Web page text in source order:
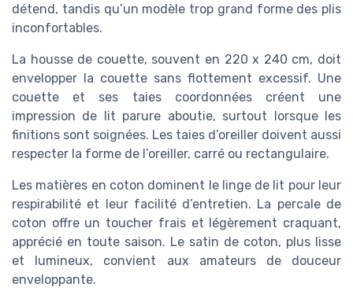
détend, tandis qu’un modèle trop grand forme des plis
inconfortables.
La housse de couette, souvent en 220 x 240 cm, doit
envelopper la couette sans flottement excessif. Une
couette et ses taies coordonnées créent une
impression de lit parure aboutie, surtout lorsque les
finitions sont soignées. Les taies d’oreiller doivent aussi
respecter la forme de l’oreiller, carré ou rectangulaire.
Les matières en coton dominent le linge de lit pour leur
respirabilité et leur facilité d’entretien. La percale de
coton offre un toucher frais et légèrement craquant,
apprécié en toute saison. Le satin de coton, plus lisse
et lumineux, convient aux amateurs de douceur
enveloppante.